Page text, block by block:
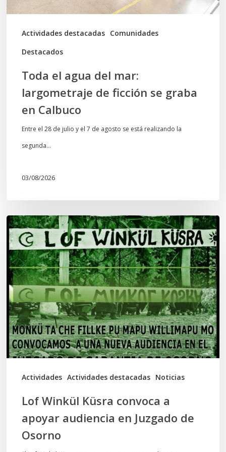
Actividades destacadas Comunidades
Destacados
se
graba
Toda el agua del mar:
largometraje de ficción se graba
en Calbuco
Entre el 28 de julio y el 7 de agosto se está realizando la
segunda…
03/08/2026
Actividades Actividades destacadas Noticias
Lof
Winkül
Küsra
convoca
a
apoyar
audiencia
en
Juzgado
Lof Winkül Küsra convoca a
apoyar audiencia en Juzgado de
Osorno